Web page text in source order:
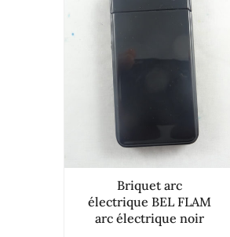
Briquet arc
électrique BEL FLAM
arc électrique noir